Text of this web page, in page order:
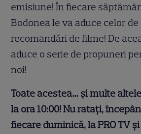
emisiune! În fiecare
Bodonea le va aduce celor de
recomandări de filme! De
aduce o serie de propuneri
noi!
Toate acestea… și multe
la ora 10:00! Nu ratați,
fiecare duminică, la PRO TV